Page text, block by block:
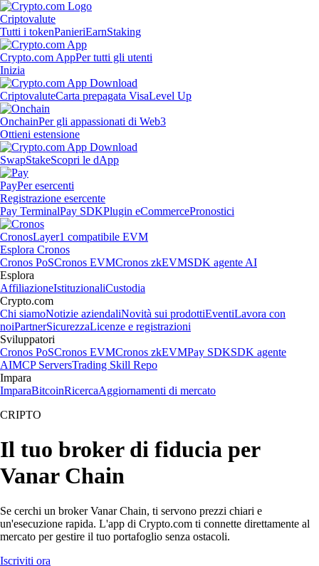
Criptovalute
Tutti i tokenPanieriEarnStaking
Crypto.com AppPer tutti gli utenti
Inizia
CriptovaluteCarta prepagata VisaLevel Up
OnchainPer gli appassionati di Web3
Ottieni estensione
SwapStakeScopri le dApp
PayPer esercenti
Registrazione esercente
Pay TerminalPay SDKPlugin eCommercePronostici
CronosLayer1 compatibile EVM
Esplora Cronos
Cronos PoSCronos EVMCronos zkEVMSDK agente AI
Esplora
AffiliazioneIstituzionaliCustodia
Crypto.com
Chi siamoNotizie aziendaliNovità sui prodottiEventiLavora con
noiPartnerSicurezzaLicenze e registrazioni
Sviluppatori
Cronos PoSCronos EVMCronos zkEVMPay SDKSDK agente
AIMCP ServersTrading Skill Repo
Impara
ImparaBitcoinRicercaAggiornamenti di mercato
CRIPTO
Il tuo broker di fiducia per
Vanar Chain
Se cerchi un broker Vanar Chain, ti servono prezzi chiari e
un'esecuzione rapida. L'app di Crypto.com ti connette direttamente al
mercato per gestire il tuo portafoglio senza ostacoli.
Iscriviti ora